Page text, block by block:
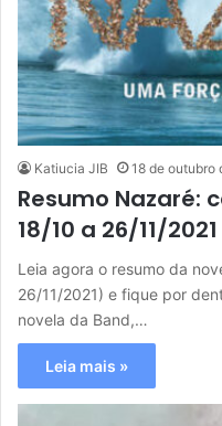
Katiucia JIB 18 de outubro
Resumo Nazaré:
18/10 a 26/11/2021
Leia agora o resumo da
26/11/2021) e fique por
novela da Band,…
Leia mais »